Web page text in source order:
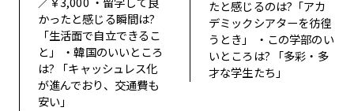
かったと感じる瞬間は?
「生活面で自立できるこ
と」
・韓国のいいところ
は?
「キャッシュレス化
が進んでおり、交通費も
安い」
たと感じるのは? 「アカ
デミックシアターを彷徨
うとき」
・この学部のい
いところは?
「多彩・多
才な学生たち」